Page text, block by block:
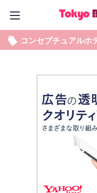
コンセプチュアルホ